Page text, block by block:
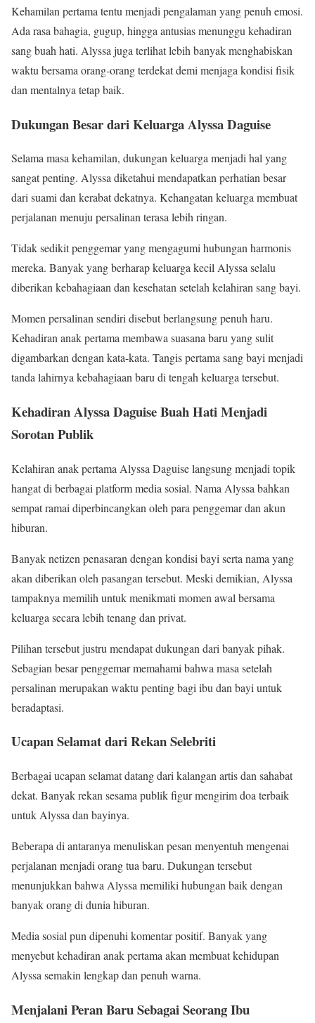
Kehamilan pertama tentu menjadi pengalaman yang penuh emosi.
Ada rasa bahagia, gugup, hingga antusias menunggu kehadiran
sang buah hati. Alyssa juga terlihat lebih banyak menghabiskan
waktu bersama orang-orang terdekat demi menjaga kondisi fisik
dan mentalnya tetap baik.
Dukungan Besar dari Keluarga Alyssa Daguise
Selama masa kehamilan, dukungan keluarga menjadi hal yang
sangat penting. Alyssa diketahui mendapatkan perhatian besar
dari suami dan kerabat dekatnya. Kehangatan keluarga membuat
perjalanan menuju persalinan terasa lebih ringan.
Tidak sedikit penggemar yang mengagumi hubungan harmonis
mereka. Banyak yang berharap keluarga kecil Alyssa selalu
diberikan kebahagiaan dan kesehatan setelah kelahiran sang bayi.
Momen persalinan sendiri disebut berlangsung penuh haru.
Kehadiran anak pertama membawa suasana baru yang sulit
digambarkan dengan kata-kata. Tangis pertama sang bayi menjadi
tanda lahirnya kebahagiaan baru di tengah keluarga tersebut.
Kehadiran Alyssa Daguise Buah Hati Menjadi
Sorotan Publik
Kelahiran anak pertama Alyssa Daguise langsung menjadi topik
hangat di berbagai platform media sosial. Nama Alyssa bahkan
sempat ramai diperbincangkan oleh para penggemar dan akun
hiburan.
Banyak netizen penasaran dengan kondisi bayi serta nama yang
akan diberikan oleh pasangan tersebut. Meski demikian, Alyssa
tampaknya memilih untuk menikmati momen awal bersama
keluarga secara lebih tenang dan privat.
Pilihan tersebut justru mendapat dukungan dari banyak pihak.
Sebagian besar penggemar memahami bahwa masa setelah
persalinan merupakan waktu penting bagi ibu dan bayi untuk
beradaptasi.
Ucapan Selamat dari Rekan Selebriti
Berbagai ucapan selamat datang dari kalangan artis dan sahabat
dekat. Banyak rekan sesama publik figur mengirim doa terbaik
untuk Alyssa dan bayinya.
Beberapa di antaranya menuliskan pesan menyentuh mengenai
perjalanan menjadi orang tua baru. Dukungan tersebut
menunjukkan bahwa Alyssa memiliki hubungan baik dengan
banyak orang di dunia hiburan.
Media sosial pun dipenuhi komentar positif. Banyak yang
menyebut kehadiran anak pertama akan membuat kehidupan
Alyssa semakin lengkap dan penuh warna.
Menjalani Peran Baru Sebagai Seorang Ibu